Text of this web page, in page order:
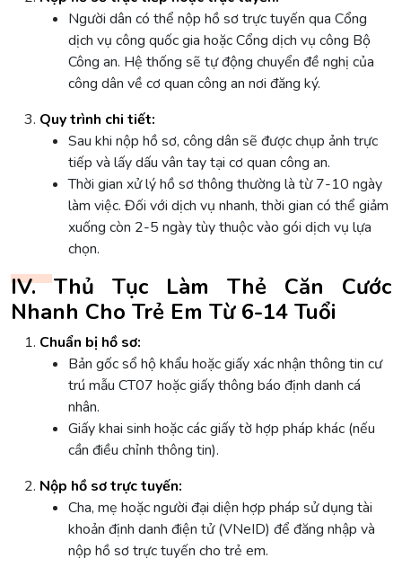
Người dân có thể nộp hồ sơ trực tuyến qua Cổng
dịch vụ công quốc gia hoặc Cổng dịch vụ công Bộ
Công an. Hệ thống sẽ tự động chuyển đề nghị của
công dân về cơ quan công an nơi đăng ký.
Quy trình chi tiết:
Sau khi nộp hồ sơ, công dân sẽ được chụp ảnh trực
tiếp và lấy dấu vân tay tại cơ quan công an.
Thời gian xử lý hồ sơ thông thường là từ 7-10 ngày
làm việc. Đối với dịch vụ nhanh, thời gian có thể giảm
xuống còn 2-5 ngày tùy thuộc vào gói dịch vụ lựa
chọn.
IV. Thủ Tục Làm Thẻ Căn Cước
Nhanh Cho Trẻ Em Từ 6-14 Tuổi
Chuẩn bị hồ sơ:
Bản gốc sổ hộ khẩu hoặc giấy xác nhận thông tin cư
trú mẫu CT07 hoặc giấy thông báo định danh cá
nhân.
Giấy khai sinh hoặc các giấy tờ hợp pháp khác (nếu
cần điều chỉnh thông tin).
Nộp hồ sơ trực tuyến:
Cha, mẹ hoặc người đại diện hợp pháp sử dụng tài
khoản định danh điện tử (VNeID) để đăng nhập và
nộp hồ sơ trực tuyến cho trẻ em.